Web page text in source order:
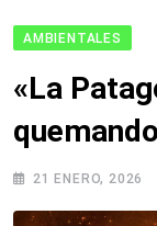
AMBIENTALES
«La
21 ENERO, 2026